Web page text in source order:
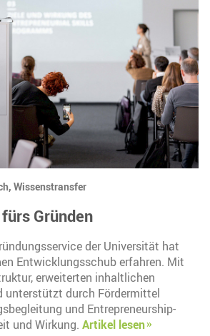
Wissenstransfer
Gründen
der Universität hat
Entwicklungsschub erfahren. Mit
erweiterten inhaltlichen
unterstützt durch Fördermittel
und Entrepreneurship-
und Wirkung. Artikel lesen